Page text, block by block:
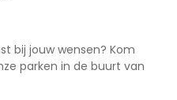
bij jouw wensen? Kom
parken in de buurt van